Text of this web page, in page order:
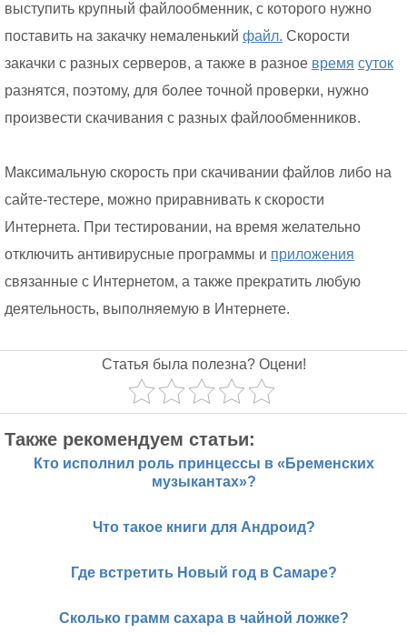
выступить крупный файлообменник, с которого нужно
поставить на закачку немаленький файл. Скорости
закачки с разных серверов, а также в разное время суток
разнятся, поэтому, для более точной проверки, нужно
произвести скачивания с разных файлообменников.
Максимальную скорость при скачивании файлов либо на
сайте-тестере, можно приравнивать к скорости
Интернета. При тестировании, на время желательно
отключить антивирусные программы и приложения
связанные с Интернетом, а также прекратить любую
деятельность, выполняемую в Интернете.
Статья была полезна? Оцени!
Также рекомендуем статьи:
Кто исполнил роль принцессы в «Бременских
музыкантах»?
Что такое книги для Андроид?
Где встретить Новый год в Самаре?
Сколько грамм сахара в чайной ложке?